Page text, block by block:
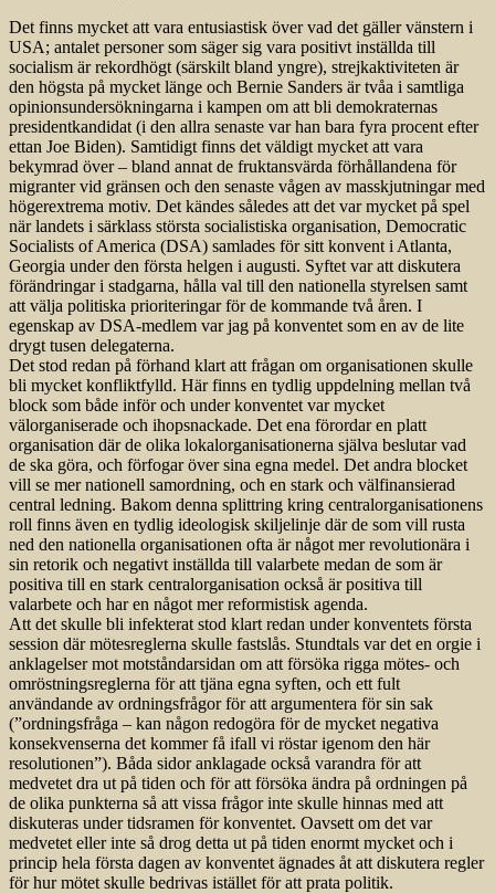
Det finns mycket att vara entusiastisk över vad det gäller vänstern i
USA; antalet personer som säger sig vara positivt inställda till
socialism är rekordhögt (särskilt bland yngre), strejkaktiviteten är
den högsta på mycket länge och Bernie Sanders är tvåa i samtliga
opinionsundersökningarna i kampen om att bli demokraternas
presidentkandidat (i den allra senaste var han bara fyra procent efter
ettan Joe Biden). Samtidigt finns det väldigt mycket att vara
bekymrad över – bland annat de fruktansvärda förhållandena för
migranter vid gränsen och den senaste vågen av masskjutningar med
högerextrema motiv. Det kändes således att det var mycket på spel
när landets i särklass största socialistiska organisation, Democratic
Socialists of America (DSA) samlades för sitt konvent i Atlanta,
Georgia under den första helgen i augusti. Syftet var att diskutera
förändringar i stadgarna, hålla val till den nationella styrelsen samt
att välja politiska prioriteringar för de kommande två åren. I
egenskap av DSA-medlem var jag på konventet som en av de lite
drygt tusen delegaterna.
Det stod redan på förhand klart att frågan om organisationen skulle
bli mycket konfliktfylld. Här finns en tydlig uppdelning mellan två
block som både inför och under konventet var mycket
välorganiserade och ihopsnackade. Det ena förordar en platt
organisation där de olika lokalorganisationerna själva beslutar vad
de ska göra, och förfogar över sina egna medel. Det andra blocket
vill se mer nationell samordning, och en stark och välfinansierad
central ledning. Bakom denna splittring kring centralorganisationens
roll finns även en tydlig ideologisk skiljelinje där de som vill rusta
ned den nationella organisationen ofta är något mer revolutionära i
sin retorik och negativt inställda till valarbete medan de som är
positiva till en stark centralorganisation också är positiva till
valarbete och har en något mer reformistisk agenda.
Att det skulle bli infekterat stod klart redan under konventets första
session där mötesreglerna skulle fastslås. Stundtals var det en orgie i
anklagelser mot motståndarsidan om att försöka rigga mötes- och
omröstningsreglerna för att tjäna egna syften, och ett fult
användande av ordningsfrågor för att argumentera för sin sak
(”ordningsfråga – kan någon redogöra för de mycket negativa
konsekvenserna det kommer få ifall vi röstar igenom den här
resolutionen”). Båda sidor anklagade också varandra för att
medvetet dra ut på tiden och för att försöka ändra på ordningen på
de olika punkterna så att vissa frågor inte skulle hinnas med att
diskuteras under tidsramen för konventet. Oavsett om det var
medvetet eller inte så drog detta ut på tiden enormt mycket och i
princip hela första dagen av konventet ägnades åt att diskutera regler
för hur mötet skulle bedrivas istället för att prata politik.